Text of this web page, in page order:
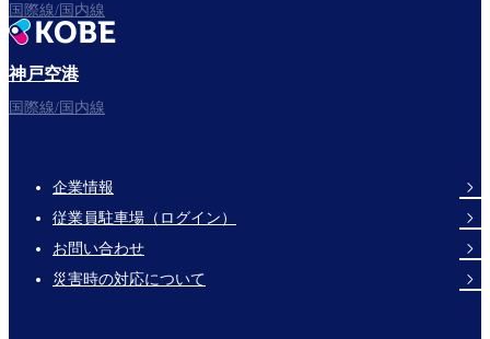
国際線/国内線
神戸空港
国際線/国内線
Footer
Links
企業情報
従業員駐車場（ログイン）
お問い合わせ
災害時の対応について